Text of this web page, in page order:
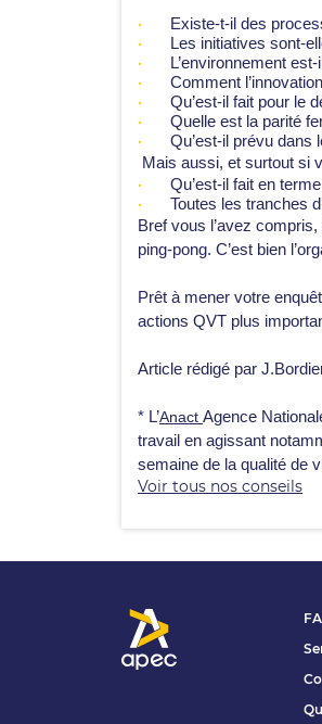
Existe-t-il des
Les initiatives sont-
L’environnement
Comment
Qu’est-il fait pour le
Quelle est la parité
Qu’est-il prévu dans
Mais aussi, et surtout si
Qu’est-il fait en
Toutes les tranches
Bref vous l’avez
ping-pong. C’est bien
Prêt à mener votre
actions QVT plus
Article rédigé par
* L’Anact Agence
travail en agissant
semaine de la qualité de
Voir tous nos conseils